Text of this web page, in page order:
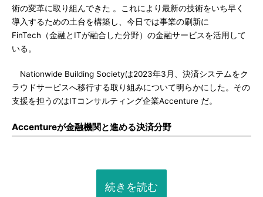
術の変革に取り組んできた 。これにより最新の技術をいち早く
導入するための土台を構築し、今日では事業の刷新に
FinTech（金融とITが融合した分野）の金融サービスを活用して
いる。
Nationwide Building Societyは2023年3月、決済システムをク
ラウドサービスへ移行する取り組みについて明らかにした。その
支援を担うのはITコンサルティング企業Accenture だ。
Accentureが金融機関と進める決済分野
続きを読む